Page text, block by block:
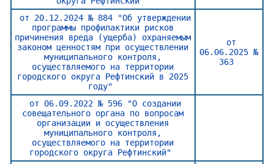
от 20.12.2024 № 884 "Об утверждении
программы профилактики рисков
причинения вреда (ущерба) охраняемым
законом ценностям при осуществлении
муниципального контроля,
осуществляемого на территории
городского округа Рефтинский в 2025
году"
от
06.06.2025 №
363
от 06.09.2022 № 596 "О создании
совещательного органа по вопросам
организации и осуществления
муниципального контроля,
осуществляемого на территории
городского округа Рефтинский"